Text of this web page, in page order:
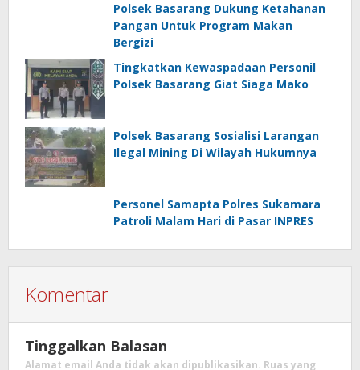
Polsek Basarang Dukung Ketahanan
Pangan Untuk Program Makan
Bergizi
Tingkatkan Kewaspadaan Personil
Polsek Basarang Giat Siaga Mako
Polsek Basarang Sosialisi Larangan
Ilegal Mining Di Wilayah Hukumnya
Personel Samapta Polres Sukamara
Patroli Malam Hari di Pasar INPRES
Komentar
Tinggalkan Balasan
Alamat email Anda tidak akan dipublikasikan. Ruas yang